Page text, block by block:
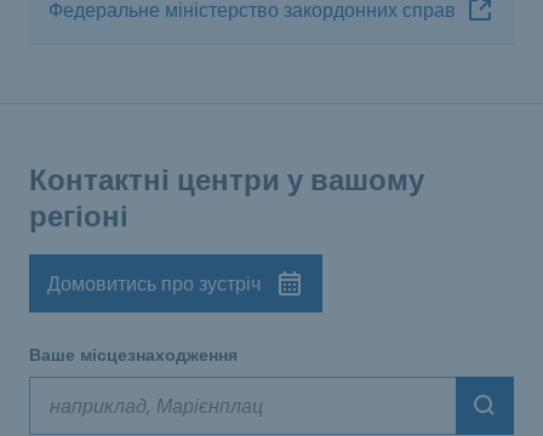
Федеральне міністерство закордонних справ
Контактні центри у вашому
регіоні
Домовитись про зустріч
Ваше місцезнаходження